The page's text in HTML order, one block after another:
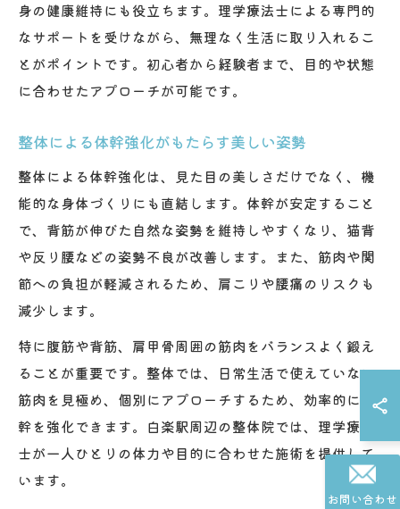
身の健康維持にも役立ちます。理学療法士による専門的
なサポートを受けながら、無理なく生活に取り入れるこ
とがポイントです。初心者から経験者まで、目的や状態
に合わせたアプローチが可能です。
整体による体幹強化がもたらす美しい姿勢
整体による体幹強化は、見た目の美しさだけでなく、機
能的な身体づくりにも直結します。体幹が安定すること
で、背筋が伸びた自然な姿勢を維持しやすくなり、猫背
や反り腰などの姿勢不良が改善します。また、筋肉や関
節への負担が軽減されるため、肩こりや腰痛のリスクも
減少します。
特に腹筋や背筋、肩甲骨周囲の筋肉をバランスよく鍛え
ることが重要です。整体では、日常生活で使えていない
筋肉を見極め、個別にアプローチするため、効率的に体
幹を強化できます。白楽駅周辺の整体院では、理学療法
士が一人ひとりの体力や目的に合わせた施術を提供して
います。
お問い合わせ